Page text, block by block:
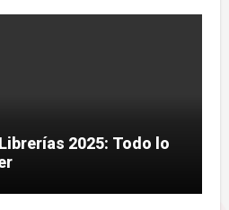
2025: Todo lo